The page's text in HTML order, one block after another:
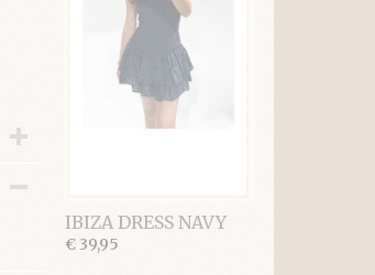
IBIZA DRESS NAVY
€ 39,95